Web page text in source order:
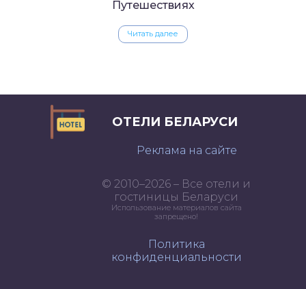
Путешествиях
Читать далее
ОТЕЛИ БЕЛАРУСИ
Реклама на сайте
© 2010–2026 – Все отели и
гостиницы Беларуси
Использование материалов сайта
запрещено!
Политика
конфиденциальности